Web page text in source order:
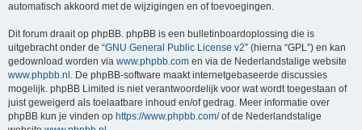
automatisch akkoord met de wijzigingen en of toevoegingen.
Dit forum draait op phpBB. phpBB is een bulletinboardoplossing die is
uitgebracht onder de “GNU General Public License v2” (hierna “GPL”) en kan
gedownload worden via www.phpbb.com en via de Nederlandstalige website
www.phpbb.nl . De phpBB-software maakt internetgebaseerde discussies
mogelijk. phpBB Limited is niet verantwoordelijk voor wat wordt toegestaan of
juist geweigerd als toelaatbare inhoud en/of gedrag. Meer informatie over
phpBB kun je vinden op https://www.phpbb.com/of de Nederlandstalige